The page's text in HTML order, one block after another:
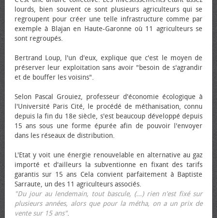
lourds, bien souvent ce sont plusieurs agriculteurs qui se
regroupent pour créer une telle infrastructure comme par
exemple à Blajan en Haute-Garonne où 11 agriculteurs se
sont regroupés.
Bertrand Loup, l'un d'eux, explique que c'est le moyen de
préserver leur exploitation sans avoir "besoin de s'agrandir
et de bouffer les voisins".
Selon Pascal Grouiez, professeur d'économie écologique à
l'Université Paris Cité, le procédé de méthanisation, connu
depuis la fin du 18e siècle, s'est beaucoup développé depuis
15 ans sous une forme épurée afin de pouvoir l'envoyer
dans les réseaux de distribution.
L'Etat y voit une énergie renouvelable en alternative au gaz
importé et d'ailleurs la subventionne en fixant des tarifs
garantis sur 15 ans Cela convient parfaitement à Baptiste
Sarraute, un des 11 agriculteurs associés.
"Du jour au lendemain, tout bascule, (...) rien n'est fixé sur
plusieurs années, alors que pour la métha, on a un prix de
vente sur 15 ans".